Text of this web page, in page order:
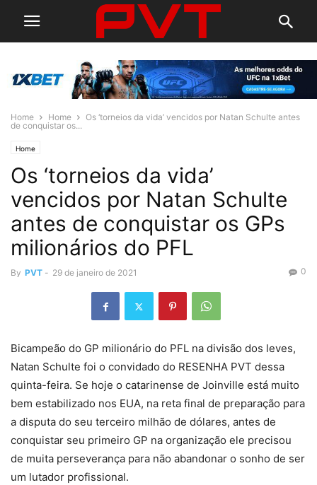
Home Home
Os ‘torneios da vida’ vencidos por Natan Schulte antes
de conquistar os...
Home
Os ‘torneios da vida’
vencidos por Natan Schulte
antes de conquistar os GPs
milionários do PFL
By PVT - 29 de janeiro de 2021 0
Bicampeão do GP milionário do PFL na divisão dos leves,
Natan Schulte foi o convidado do RESENHA PVT dessa
quinta-feira. Se hoje o catarinense de Joinville está muito
bem estabilizado nos EUA, na reta final de preparação para
a disputa do seu terceiro milhão de dólares, antes de
conquistar seu primeiro GP na organização ele precisou
de muita perseverança para não abandonar o sonho de ser
um lutador profissional.